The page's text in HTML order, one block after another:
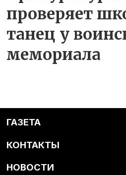
проверяет
танец у
мемориала
ГАЗЕТА
КОНТАКТЫ
НОВОСТИ